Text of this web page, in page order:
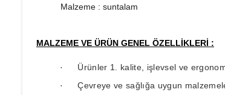
Malzeme : suntalam
MALZEME VE ÜRÜN GENEL ÖZELLİKLERİ :
·
Ürünler 1. kalite, işlevsel ve
·
Çevreye ve sağlığa uygun